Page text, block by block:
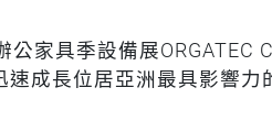
家具季設備展ORGATEC
速成長位居亞洲最具影響